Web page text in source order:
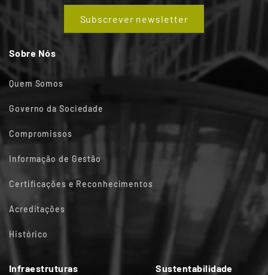
Subscrever newsletter
Sobre Nós
Quem Somos
Governo da Sociedade
Compromissos
Informação de Gestão
Certificações e Reconhecimentos
Acreditações
Histórico
Infraestruturas Sustentabilidade